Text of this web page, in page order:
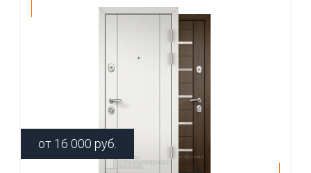
от 16 000 руб.